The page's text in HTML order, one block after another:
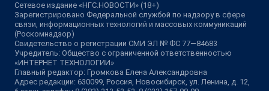
Сетевое издание «НГС.НОВОСТИ» (18+)
Зарегистрировано Федеральной службой по надзору в сфере
связи, информационных технологий и массовых коммуникаций
(Роскомнадзор)
Свидетельство о регистрации СМИ ЭЛ № ФС 77—84683
Учредитель: Общество с ограниченной ответственностью
«ИНТЕРНЕТ ТЕХНОЛОГИИ»
Главный редактор: Громкова Елена Александровна
Адрес редакции: 630099, Россия, Новосибирск, ул. Ленина, д. 12,